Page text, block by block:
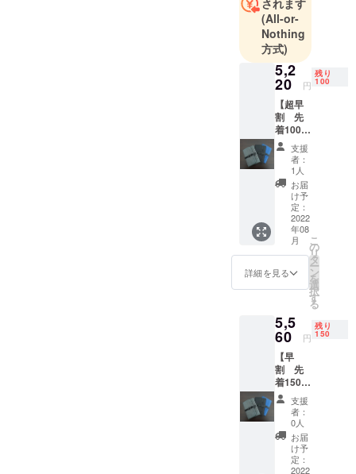
ていきたい
と思ってお
ります。
今後ともよ
ろしくお願
いいたしま
されます
(All-or-
Nothing
方式)
5,2
20 円
残り
100
【超早
割 先
着100名
様限
定】完
成した
製品一
個
35％割
した製
品×1点
一般販
売予定
価格
6,800円
35%OF
F＋送料
別800円
※色はグ
レー、
ダーク
グ
レー、
ブルー
の3色か
らお選
びいた
支援
者：
1人
お届
け予
定：
2022
年08
月
詳細を見る
こ
の
リ
タ
ー
ン
を
選
択
す
る
5,5
60 円
残り
150
【早
割 先
着150
名】完
成した
製品一
個
30％割
引 完成
した製
支援
者：
0人
お届
け予
定：
2022